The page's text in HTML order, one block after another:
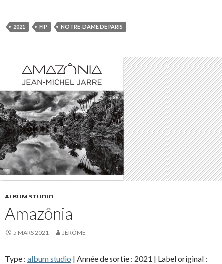
2021 FIP NOTRE-DAME DE PARIS
ALBUM STUDIO
Amazônia
5 MARS 2021 JÉRÔME
Type : album studio | Année de sortie : 2021 | Label original :